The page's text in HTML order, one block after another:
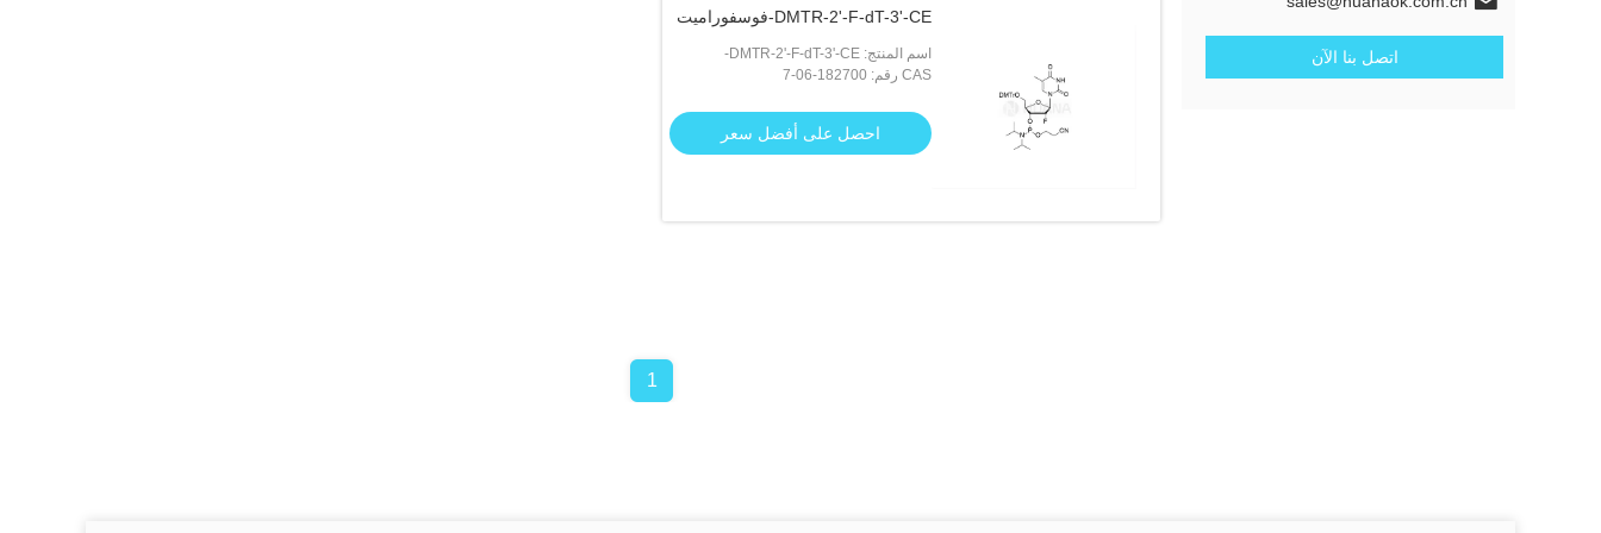
اتصل بنا الآن
DMTR-2'-F-dT-3'-CE-فوسفوراميت
اسم المنتج: DMTR-2'-F-dT-3'-CE-
فوسفوراميت
CAS رقم: 182700-06-7
احصل على أفضل سعر
1